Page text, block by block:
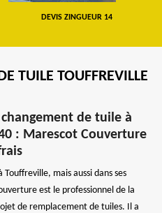
DEVIS ZINGUEUR 14
TUILE TOUFFREVILLE
de tuile à
: Marescot Couverture
mais aussi dans ses
est le professionnel de la
de remplacement de tuiles. Il a